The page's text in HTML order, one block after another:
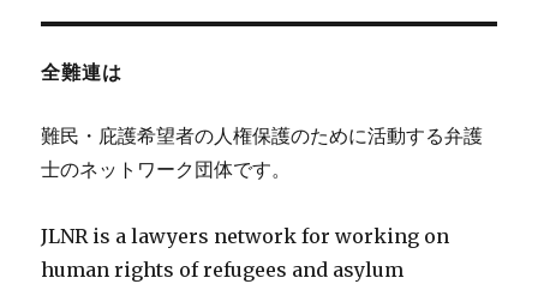
全難連は
難民・庇護希望者の人権保護のために活動する弁護
士のネットワーク団体です。
JLNR is a lawyers network for working on
human rights of refugees and asylum